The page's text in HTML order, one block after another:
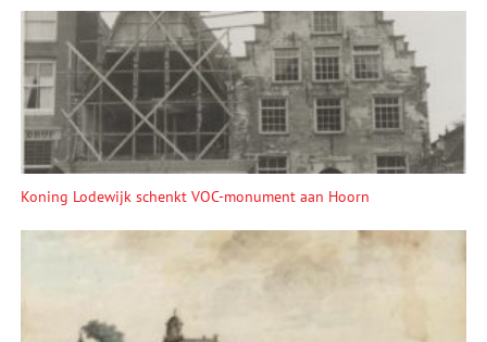
Koning Lodewijk schenkt VOC-monument aan Hoorn